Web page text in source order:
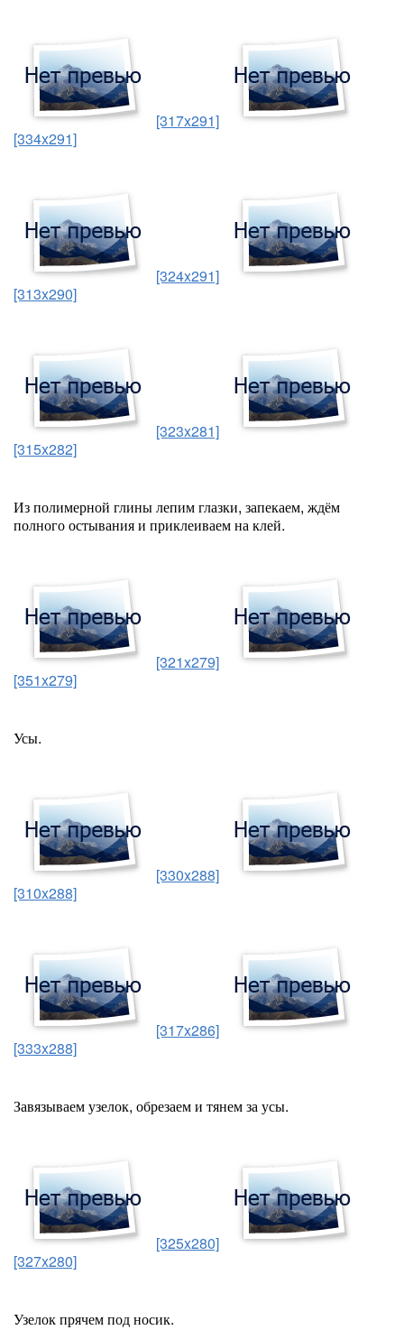
[317x291]
[334x291]
[324x291]
[313x290]
[323x281]
[315x282]
Из полимерной глины лепим глазки, запекаем, ждём
полного остывания и приклеиваем на клей.
[321x279]
[351x279]
Усы.
[330x288]
[310x288]
[317x286]
[333x288]
Завязываем узелок, обрезаем и тянем за усы.
[325x280]
[327x280]
Узелок прячем под носик.